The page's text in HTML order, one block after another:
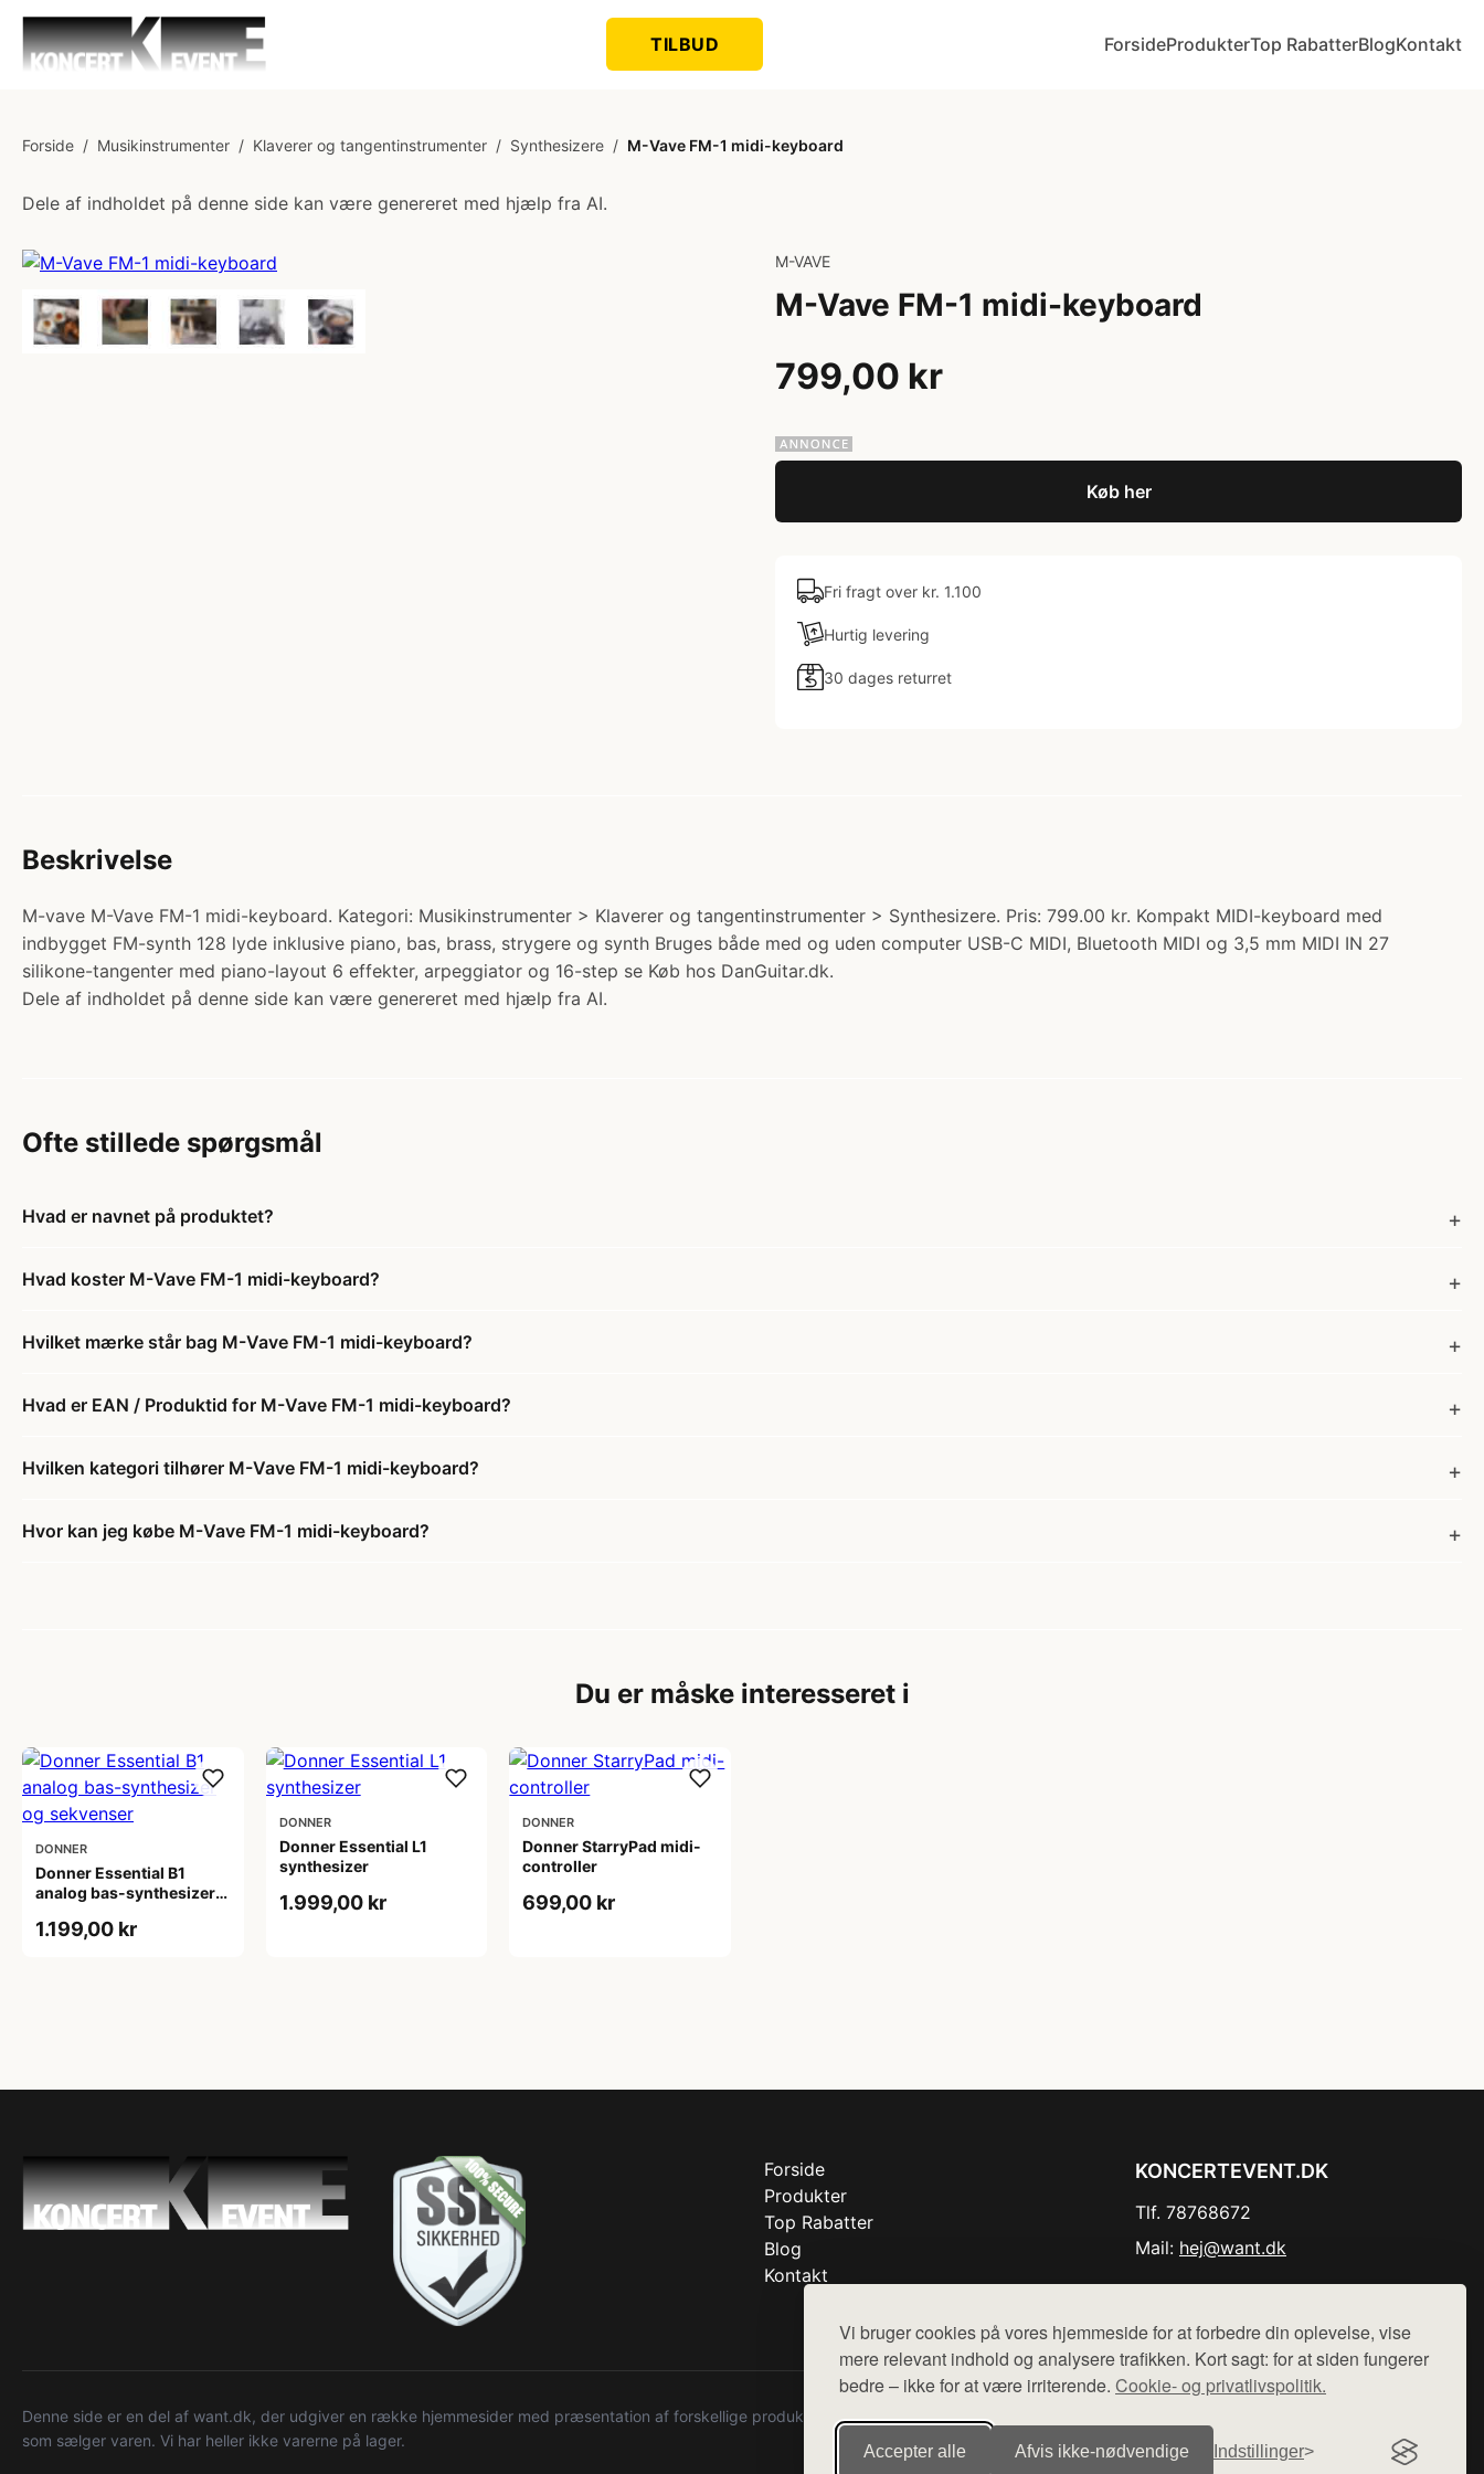
Vi bruger cookies på vores hjemmeside for at forbedre din oplevelse, vise
mere relevant indhold og analysere trafikken. Kort sagt: for at siden fungerer
bedre – ikke for at være irriterende. Cookie- og privatlivspolitik.
Accepter alle Afvis ikke‑nødvendige Indstillinger
TILBUD ForsideProdukterTop RabatterBlogKontakt
Forside / Musikinstrumenter / Klaverer og tangentinstrumenter / Synthesizere / M-Vave FM-1 midi-keyboard
Dele af indholdet på denne side kan være genereret med hjælp fra AI.
M-VAVE
M-Vave FM-1 midi-keyboard
799,00 kr
Køb her
Fri fragt over kr. 1.100
Hurtig levering
30 dages returret
Beskrivelse
M-vave M-Vave FM-1 midi-keyboard. Kategori: Musikinstrumenter > Klaverer og tangentinstrumenter > Synthesizere. Pris: 799.00 kr. Kompakt MIDI-keyboard med
indbygget FM-synth 128 lyde inklusive piano, bas, brass, strygere og synth Bruges både med og uden computer USB-C MIDI, Bluetooth MIDI og 3,5 mm MIDI IN 27
silikone-tangenter med piano-layout 6 effekter, arpeggiator og 16-step se Køb hos DanGuitar.dk.
Dele af indholdet på denne side kan være genereret med hjælp fra AI.
Ofte stillede spørgsmål
Hvad er navnet på produktet?
Hvad koster M-Vave FM-1 midi-keyboard?
Hvilket mærke står bag M-Vave FM-1 midi-keyboard?
Hvad er EAN / Produktid for M-Vave FM-1 midi-keyboard?
Hvilken kategori tilhører M-Vave FM-1 midi-keyboard?
Hvor kan jeg købe M-Vave FM-1 midi-keyboard?
Du er måske interesseret i
DONNER
Donner Essential B1
analog bas-synthesizer
1.199,00 kr
DONNER
Donner Essential L1
synthesizer
1.999,00 kr
DONNER
Donner StarryPad midi-
controller
699,00 kr
Forside
Produkter
Top Rabatter
Blog
Kontakt
KONCERTEVENT.DK
Tlf. 78768672
Mail: hej@want.dk
Denne side er en del af want.dk, der udgiver en række hjemmesider med præsentation af forskellige produkter fra diverse webshops. Der sælges ikke varer fra denne side - vi henviser til de shops,
som sælger varen. Vi har heller ikke varerne på lager.